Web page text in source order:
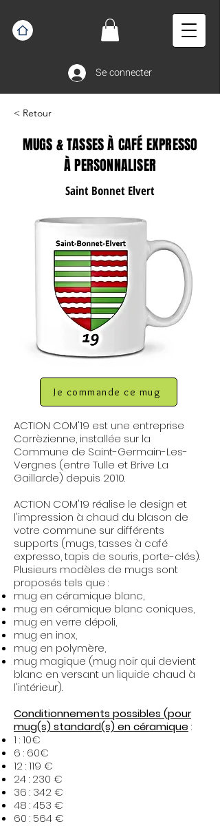
Se connecter
< Retour
MUGS & TASSES À CAFÉ EXPRESSO
À PERSONNALISER
Saint Bonnet Elvert
Je commande ce mug
ACTION COM'19 est une entreprise
Corrèzienne, installée sur la
Commune de Saint-Germain-Les-
Vergnes (entre Tulle et Brive La
Gaillarde) depuis 2010.
ACTION COM'19 réalise le design et
l'impression à chaud du blason de
votre commune sur différents
supports (mugs, tasses à café
expresso, tapis de souris, porte-clés).
Plusieurs modèles de mugs sont
proposés tels que :
mug en céramique blanc,
mug en céramique blanc coniques,
mug en verre dépoli,
mug en inox,
mug en polymère,
mug magique (mug noir qui devient
blanc en versant un liquide chaud à
l'intérieur).​
Conditionnements possibles (pour
mug(s) standard(s) en céramique :
1 : 10€
6 : 60€
12 : 119 €
24 : 230 €
36 : 342 €
48 : 453 €
60 : 564 €